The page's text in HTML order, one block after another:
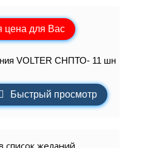
цена для Вас
VOLTER СНПТО- 11 шн
Быстрый просмотр